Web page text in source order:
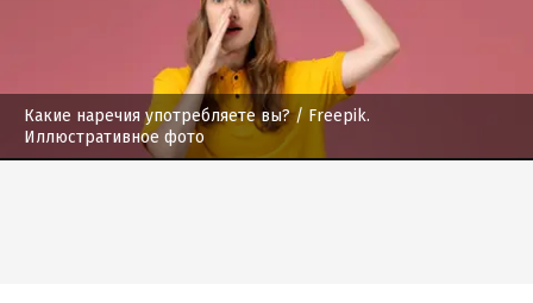
Какие наречия употребляете вы?/ Freepik.
Иллюстративное фото